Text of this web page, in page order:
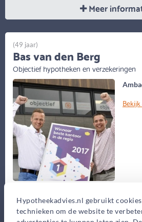
Hypotheekadvies.nl gebruikt
technieken om de website te
Meer
vergelijken van rentes en voorwaarden.
wensen...
(49 jaar)
Bas van den Berg
Objectief hypotheken en verzekeringen